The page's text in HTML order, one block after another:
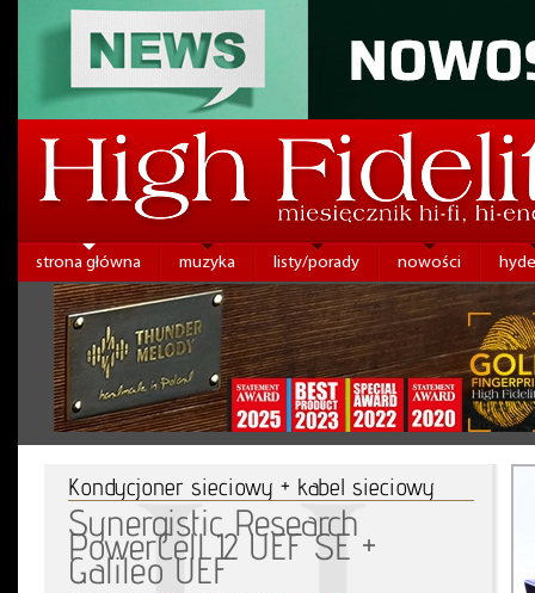
strona główna muzyka listy/porady nowości
Kondycjoner sieciowy + kabel sieciowy
Synergistic Research
PowerCell 12 UEF SE +
Galileo UEF